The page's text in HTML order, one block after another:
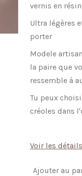
vernis en
Ultra légères
porter
Modele
la paire que
ressemble à
Tu peux
créoles dans
Voir les détails
Ajouter au